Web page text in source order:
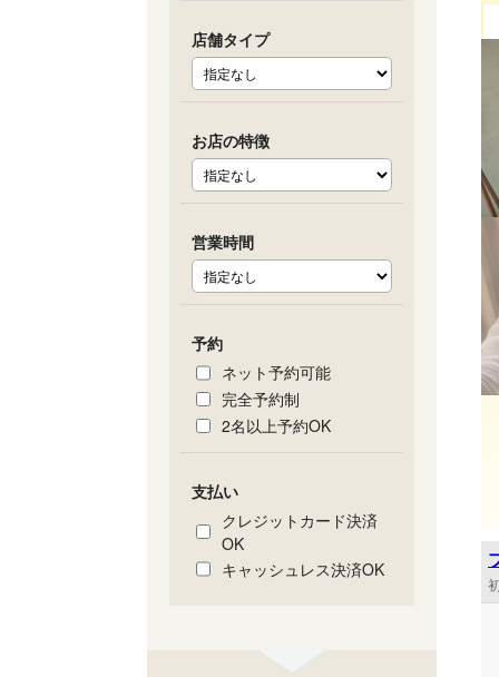
店舗タイプ
お店の特徴
営業時間
予約
ネット予約可能
完全予約制
2名以上予約OK
支払い
クレジットカード決済
OK
キャッシュレス決済OK